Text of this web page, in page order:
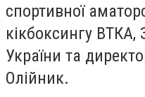
спортивної
кікбоксингу
України та
Олійник.